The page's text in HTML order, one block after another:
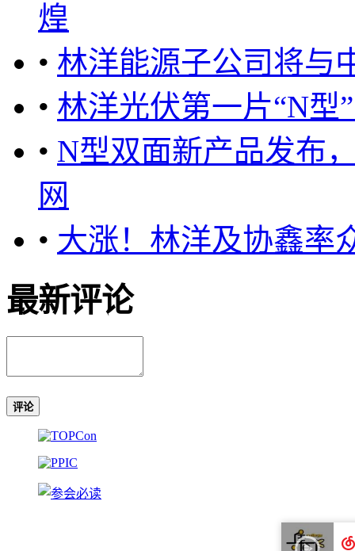
煌
• 林洋能源子公司将与
• 林洋光伏第一片“N型
• N型双面新产品发布
网
• 大涨！林洋及协鑫率
最新评论
评论